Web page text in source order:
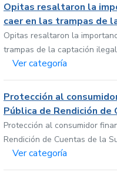
Opitas resaltaron la
caer en las trampas de
Opitas resaltaron la
trampas de la captación ilegal
Ver categoría
Protección al
Pública de Rendición de
Protección al consumidor
Rendición de Cuentas de la
Ver categoría